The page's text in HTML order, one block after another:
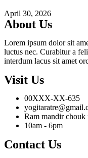
April 30, 2026
About Us
Lorem ipsum dolor sit
luctus nec. Curabitur a
interdum lacus sit amet
Visit Us
00XXX-XX-635
Ram mandir
10am - 6pm
Contact Us